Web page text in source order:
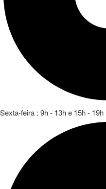
Sexta-feira : 9h - 13h e 15h - 19h